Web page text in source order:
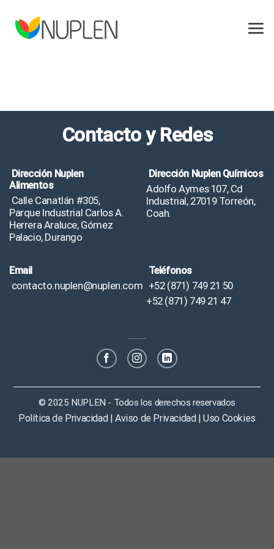
content
Contacto y Redes
Dirección Nuplen
Alimentos
Calle Canatlán #305,
Parque Industrial Carlos A.
Herrera Araluce, Gómez
Palacio, Durango
Dirección Nuplen Químicos
Adolfo Aymes 107, Cd
Industrial, 27019 Torreón,
Coah.
Email
contacto.nuplen@nuplen.com
Teléfonos
+52 (871) 749 21 50
+52 (871) 749 21 47
© 2025 NUPLEN - Todos los derechos reservados
Política de Privacidad | Aviso de Privacidad | Uso Cookies